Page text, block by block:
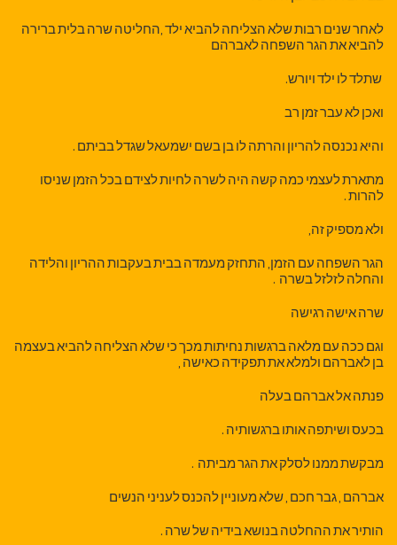
לאחר שנים רבות שלא הצליחה להביא ילד ,החליטה שרה בלית ברירה
להביא את הגר השפחה לאברהם
שתלד לו ילד ויורש.
ואכן לא עבר זמן רב
והיא נכנסה להריון והרתה לו בן בשם ישמעאל שגדל בביתם .
מתארת לעצמי כמה קשה היה לשרה לחיות לצידם בכל הזמן שניסו
להרות .
ולא מספיק זה,
הגר השפחה עם הזמן, התחזק מעמדה בבית בעקבות ההריון והלידה
והחלה לזלזל בשרה .
שרה אישה רגישה
וגם ככה עם מלאה ברגשות נחיתות מכך כי שלא הצליחה להביא בעצמה
בן לאברהם ולמלא את תפקידה כאישה ,
פנתה אל אברהם בעלה
בכעס ושיתפה אותו ברגשותיה .
מבקשת ממנו לסלק את הגר מביתה .
אברהם , גבר חכם , שלא מעוניין להכנס לעניני הנשים
הותיר את ההחלטה בנושא בידיה של שרה .